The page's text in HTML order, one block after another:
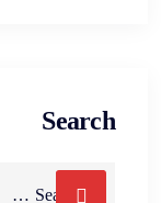
Search